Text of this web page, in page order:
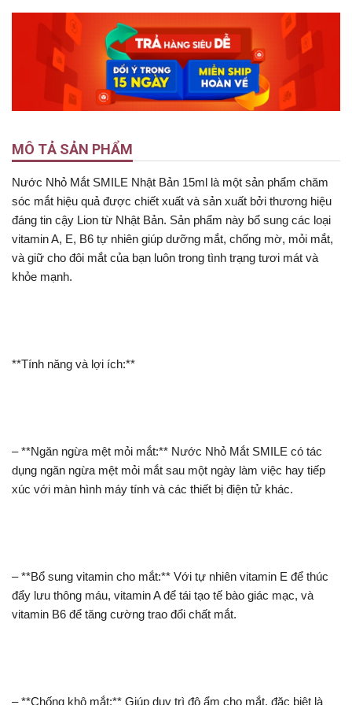
MÔ TẢ SẢN PHẨM
Nước Nhỏ Mắt SMILE Nhật Bản 15ml là một sản phẩm chăm
sóc mắt hiệu quả được chiết xuất và sản xuất bởi thương hiệu
đáng tin cậy Lion từ Nhật Bản. Sản phẩm này bổ sung các loại
vitamin A, E, B6 tự nhiên giúp dưỡng mắt, chống mờ, mỏi mắt,
và giữ cho đôi mắt của bạn luôn trong tình trạng tươi mát và
khỏe mạnh.
**Tính năng và lợi ích:**
– **Ngăn ngừa mệt mỏi mắt:** Nước Nhỏ Mắt SMILE có tác
dụng ngăn ngừa mệt mỏi mắt sau một ngày làm việc hay tiếp
xúc với màn hình máy tính và các thiết bị điện tử khác.
– **Bổ sung vitamin cho mắt:** Với tự nhiên vitamin E để thúc
đẩy lưu thông máu, vitamin A để tái tạo tế bào giác mạc, và
vitamin B6 để tăng cường trao đổi chất mắt.
– **Chống khô mắt:** Giúp duy trì độ ẩm cho mắt, đặc biệt là